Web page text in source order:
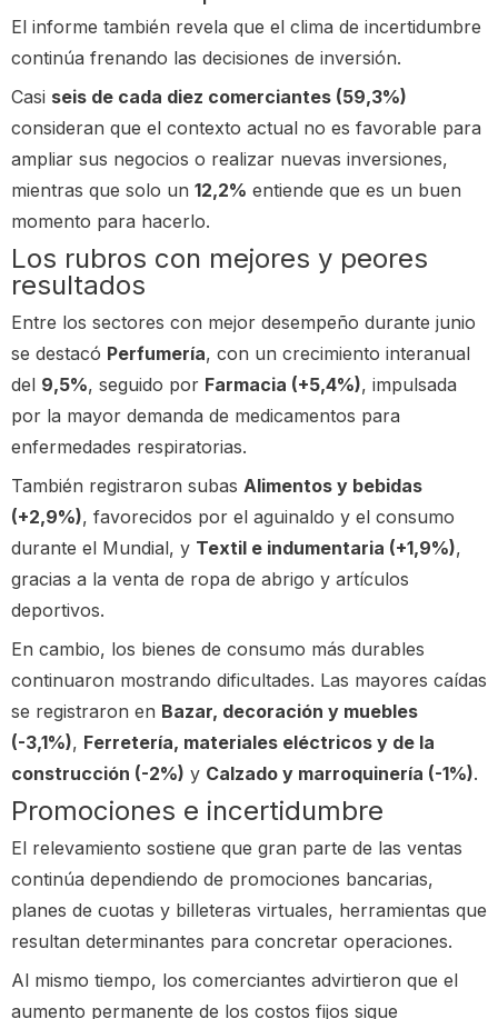
El informe también revela que el clima de incertidumbre
continúa frenando las decisiones de inversión.
Casi seis de cada diez comerciantes (59,3%)
consideran que el contexto actual no es favorable para
ampliar sus negocios o realizar nuevas inversiones,
mientras que solo un 12,2% entiende que es un buen
momento para hacerlo.
Los rubros con mejores y peores
resultados
Entre los sectores con mejor desempeño durante junio
se destacó Perfumería, con un crecimiento interanual
del 9,5%, seguido por Farmacia (+5,4%), impulsada
por la mayor demanda de medicamentos para
enfermedades respiratorias.
También registraron subas Alimentos y bebidas
(+2,9%), favorecidos por el aguinaldo y el consumo
durante el Mundial, y Textil e indumentaria (+1,9%),
gracias a la venta de ropa de abrigo y artículos
deportivos.
En cambio, los bienes de consumo más durables
continuaron mostrando dificultades. Las mayores caídas
se registraron en Bazar, decoración y muebles
(-3,1%), Ferretería, materiales eléctricos y de la
construcción (-2%) y Calzado y marroquinería (-1%).
Promociones e incertidumbre
El relevamiento sostiene que gran parte de las ventas
continúa dependiendo de promociones bancarias,
planes de cuotas y billeteras virtuales, herramientas que
resultan determinantes para concretar operaciones.
Al mismo tiempo, los comerciantes advirtieron que el
aumento permanente de los costos fijos sigue